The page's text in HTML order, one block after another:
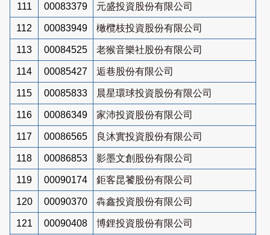
111 00083379 元盛投資股份有限公司
112 00083949 橄欖枝投資股份有限公司
113 00084525 老猴音樂社股份有限公司
114 00085427 逅巷股份有限公司
115 00085833 晨星環球投資股份有限公司
116 00086349 家沛投資股份有限公司
117 00086565 良沐實投資股份有限公司
118 00086853 影墨文創股份有限公司
119 00090174 鉅客昆饕股份有限公司
120 00090370 犇鑫投資股份有限公司
121 00090408 博鋰投資股份有限公司